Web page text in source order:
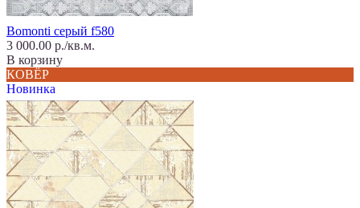
Bomonti серый f580
3 000.00 р./кв.м.
В корзину
КОВЁР
Новинка